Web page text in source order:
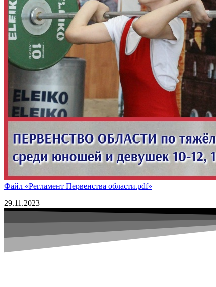
Файл «Регламент Первенства области.pdf»
29.11.2023